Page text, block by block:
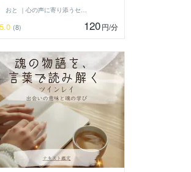
おと ｜心の声に寄り添うセラピスト
5.0 (8) 120円/分